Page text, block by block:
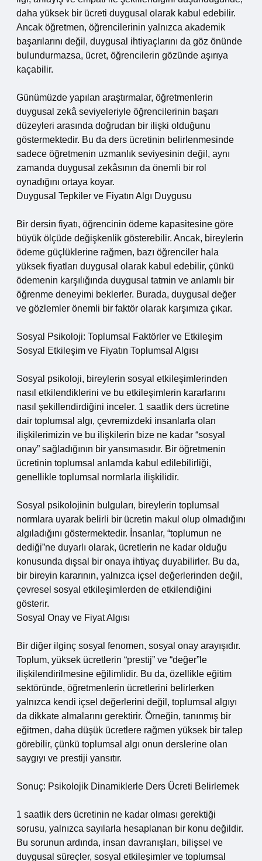
daha yüksek bir ücreti duygusal olarak kabul edebilir.
Ancak öğretmen, öğrencilerinin yalnızca akademik
başarılarını değil, duygusal ihtiyaçlarını da göz önünde
bulundurmazsa, ücret, öğrencilerin gözünde aşırıya
kaçabilir.
Günümüzde yapılan araştırmalar, öğretmenlerin
duygusal zekâ seviyeleriyle öğrencilerinin başarı
düzeyleri arasında doğrudan bir ilişki olduğunu
göstermektedir. Bu da ders ücretinin belirlenmesinde
sadece öğretmenin uzmanlık seviyesinin değil, aynı
zamanda duygusal zekâsının da önemli bir rol
oynadığını ortaya koyar.
Duygusal Tepkiler ve Fiyatın Algı Duygusu
Bir dersin fiyatı, öğrencinin ödeme kapasitesine göre
büyük ölçüde değişkenlik gösterebilir. Ancak, bireylerin
ödeme güçlüklerine rağmen, bazı öğrenciler hala
yüksek fiyatları duygusal olarak kabul edebilir, çünkü
ödemenin karşılığında duygusal tatmin ve anlamlı bir
öğrenme deneyimi beklerler. Burada, duygusal değer
ve gözlemler önemli bir faktör olarak karşımıza çıkar.
Sosyal Psikoloji: Toplumsal Faktörler ve Etkileşim
Sosyal Etkileşim ve Fiyatın Toplumsal Algısı
Sosyal psikoloji, bireylerin sosyal etkileşimlerinden
nasıl etkilendiklerini ve bu etkileşimlerin kararlarını
nasıl şekillendirdiğini inceler. 1 saatlik ders ücretine
dair toplumsal algı, çevremizdeki insanlarla olan
ilişkilerimizin ve bu ilişkilerin bize ne kadar “sosyal
onay” sağladığının bir yansımasıdır. Bir öğretmenin
ücretinin toplumsal anlamda kabul edilebilirliği,
genellikle toplumsal normlarla ilişkilidir.
Sosyal psikolojinin bulguları, bireylerin toplumsal
normlara uyarak belirli bir ücretin makul olup olmadığını
algıladığını göstermektedir. İnsanlar, “toplumun ne
dediği”ne duyarlı olarak, ücretlerin ne kadar olduğu
konusunda dışsal bir onaya ihtiyaç duyabilirler. Bu da,
bir bireyin kararının, yalnızca içsel değerlerinden değil,
çevresel sosyal etkileşimlerden de etkilendiğini
gösterir.
Sosyal Onay ve Fiyat Algısı
Bir diğer ilginç sosyal fenomen, sosyal onay arayışıdır.
Toplum, yüksek ücretlerin “prestij” ve “değer”le
ilişkilendirilmesine eğilimlidir. Bu da, özellikle eğitim
sektöründe, öğretmenlerin ücretlerini belirlerken
yalnızca kendi içsel değerlerini değil, toplumsal algıyı
da dikkate almalarını gerektirir. Örneğin, tanınmış bir
eğitmen, daha düşük ücretlere rağmen yüksek bir talep
görebilir, çünkü toplumsal algı onun derslerine olan
saygıyı ve prestiji yansıtır.
Sonuç: Psikolojik Dinamiklerle Ders Ücreti Belirlemek
1 saatlik ders ücretinin ne kadar olması gerektiği
sorusu, yalnızca sayılarla hesaplanan bir konu değildir.
Bu sorunun ardında, insan davranışları, bilişsel ve
duygusal süreçler, sosyal etkileşimler ve toplumsal